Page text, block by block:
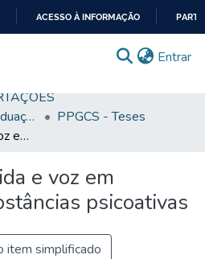
CONTEÚDO
ACESSO À INFORMAÇÃO
Entrar
Programa de Pós-Graduação em Ciências da Saúde
PPGCS - Teses
Qualidade de vida e voz em usuários de substâncias psicoativas
e voz em
psicoativas
item simplificado